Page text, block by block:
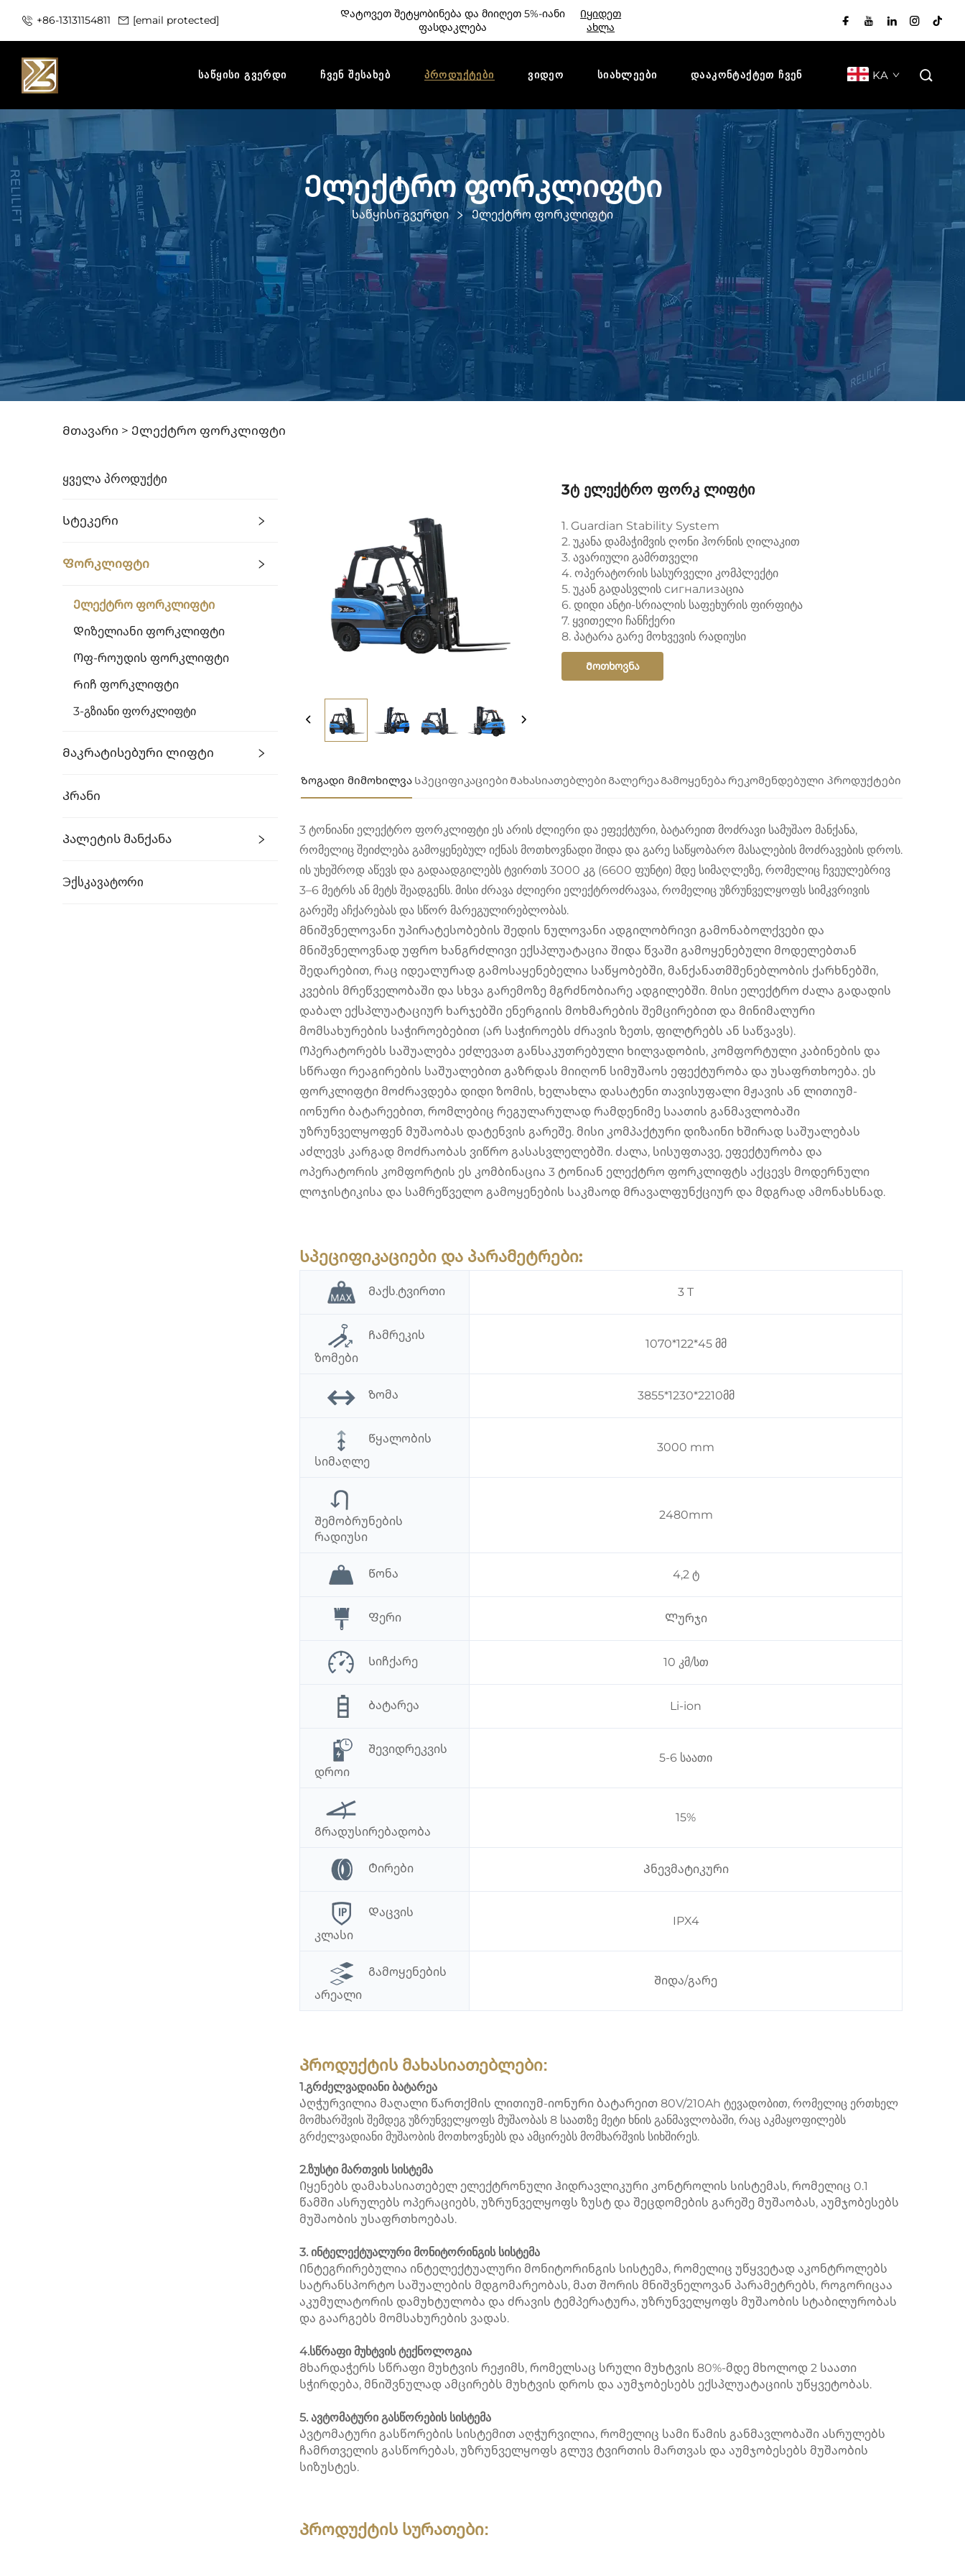
+86-13131154811 [email protected]
Დატოვეთ შეტყობინება და მიიღეთ 5%-იანი
ფასდაკლება
Იყიდეთ
ახლა
ᲡᲐᲬᲧᲘᲡᲘ ᲒᲕᲔᲠᲓᲘ ᲩᲕᲔᲜ ᲨᲔᲡᲐᲮᲔᲑ ᲞᲠᲝᲓᲣᲥᲢᲔᲑᲘ ᲕᲘᲓᲔᲝ ᲡᲘᲐᲮᲚᲔᲔᲑᲘ ᲓᲐᲐᲙᲝᲜᲢᲐᲥᲢᲔᲗ ᲩᲕᲔᲜ KA
Ელექტრო ფორკლიფტი
Საწყისი გვერდი Ელექტრო ფორკლიფტი
Მთავარი > Ელექტრო ფორკლიფტი
ᲧᲕᲔᲚᲐ ᲞᲠᲝᲓᲣᲥᲢᲘ
Სტეკერი
Ფორკლიფტი
Ელექტრო Ფორკლიფტი
Დიზელიანი Ფორკლიფტი
Ოფ-Როუდის Ფორკლიფტი
Რიჩ Ფორკლიფტი
3-Გზიანი Ფორკლიფტი
Მაკრატისებური Ლიფტი
Კრანი
Პალეტის Მანქანა
Эქსკავატორი
3ტ Ელექტრო Ფორკ Ლიფტი
1. Guardian Stability System
2. უკანა დამაჭიმვის ღონი ჰორნის ღილაკით
3. ავარიული გამრთველი
4. ოპერატორის სასურველი კომპლექტი
5. უკან გადასვლის сигнализაცია
6. დიდი ანტი-სრიალის საფეხურის ფირფიტა
7. ყვითელი ჩანჩქერი
8. პატარა გარე მოხვევის რადიუსი
Მოთხოვნა
Ზოგადი მიმოხილვა Სპეციფიკაციები Მახასიათებლები ᲒალერეაᲒამოყენება Რეკომენდებული პროდუქტები
3 ტონიანი ელექტრო ფორკლიფტი ეს არის ძლიერი და ეფექტური, ბატარეით მოძრავი სამუშაო მანქანა,
რომელიც შეიძლება გამოყენებულ იქნას მოთხოვნადი შიდა და გარე საწყობარო მასალების მოძრავების დროს.
ის უხეშროდ აწევს და გადაადგილებს ტვირთს 3000 კგ (6600 ფუნტი) მდე სიმაღლეზე, რომელიც ჩვეულებრივ
3–6 მეტრს ან მეტს შეადგენს. მისი ძრავა ძლიერი ელექტროძრავაა, რომელიც უზრუნველყოფს სიმკვრივის
გარეშე აჩქარებას და სწორ მარეგულირებლობას.
Მნიშვნელოვანი უპირატესობების შედის ნულოვანი ადგილობრივი გამონაბოლქვები და
მნიშვნელოვნად უფრო ხანგრძლივი ექსპლუატაცია შიდა წვაში გამოყენებული მოდელებთან
შედარებით, რაც იდეალურად გამოსაყენებელია საწყობებში, მანქანათმშენებლობის ქარხნებში,
კვების მრეწველობაში და სხვა გარემოზე მგრძნობიარე ადგილებში. მისი ელექტრო ძალა გადადის
დაბალ ექსპლუატაციურ ხარჯებში ენერგიის მოხმარების შემცირებით და მინიმალური
მომსახურების საჭიროებებით (არ საჭიროებს ძრავის ზეთს, ფილტრებს ან საწვავს).
Ოპერატორებს საშუალება ეძლევათ განსაკუთრებული ხილვადობის, კომფორტული კაბინების და
სწრაფი რეაგირების საშუალებით გაზრდას მიიღონ სიმუშაოს ეფექტურობა და უსაფრთხოება. ეს
ფორკლიფტი მოძრავდება დიდი ზომის, ხელახლა დასატენი თავისუფალი მჟავის ან ლითიუმ-
იონური ბატარეებით, რომლებიც რეგულარულად რამდენიმე საათის განმავლობაში
უზრუნველყოფენ მუშაობას დატენვის გარეშე. მისი კომპაქტური დიზაინი ხშირად საშუალებას
აძლევს კარგად მოძრაობას ვიწრო გასასვლელებში. ძალა, სისუფთავე, ეფექტურობა და
ოპერატორის კომფორტის ეს კომბინაცია 3 ტონიან ელექტრო ფორკლიფტს აქცევს მოდერნული
ლოჯისტიკისა და სამრეწველო გამოყენების საკმაოდ მრავალფუნქციურ და მდგრად ამონახსნად.
Სპეციფიკაციები და პარამეტრები:
Მაქს.ტვირთი 3 T
Ჩამრეკის
ზომები
1070*122*45 მმ
Ზომა 3855*1230*2210მმ
Წყალობის
სიმაღლე
3000 mm
Შემობრუნების
რადიუსი
2480mm
Წონა 4,2 ტ
Ფერი Ლურჯი
Სიჩქარე 10 კმ/სთ
Ბატარეა Li-ion
Შევიდრეკვის
დროი
5-6 საათი
Გრადუსირებადობა
15%
Ტირები Პნევმატიკური
Დაცვის
კლასი
IPX4
Გამოყენების
არეალი
Შიდა/გარე
Პროდუქტის მახასიათებლები:
1.გრძელვადიანი ბატარეა
Აღჭურვილია მაღალი წართქმის ლითიუმ-იონური ბატარეით 80V/210Ah ტევადობით, რომელიც ერთხელ
მომხარშვის შემდეგ უზრუნველყოფს მუშაობას 8 საათზე მეტი ხნის განმავლობაში, რაც აკმაყოფილებს
გრძელვადიანი მუშაობის მოთხოვნებს და ამცირებს მომხარშვის სიხშირეს.
2.ზუსტი მართვის სისტემა
Იყენებს დამახასიათებელ ელექტრონული ჰიდრავლიკური კონტროლის სისტემას, რომელიც 0.1
წამში ასრულებს ოპერაციებს, უზრუნველყოფს ზუსტ და შეცდომების გარეშე მუშაობას, აუმჯობესებს
მუშაობის უსაფრთხოებას.
3. ინტელექტუალური მონიტორინგის სისტემა
Ინტეგრირებულია ინტელექტუალური მონიტორინგის სისტემა, რომელიც უწყვეტად აკონტროლებს
სატრანსპორტო საშუალების მდგომარეობას, მათ შორის მნიშვნელოვან პარამეტრებს, როგორიცაა
აკუმულატორის დამუხტულობა და ძრავის ტემპერატურა, უზრუნველყოფს მუშაობის სტაბილურობას
და გაარგებს მომსახურების ვადას.
4.სწრაფი მუხტვის ტექნოლოგია
Მხარდაჭერს სწრაფი მუხტვის რეჟიმს, რომელსაც სრული მუხტვის 80%-მდე მხოლოდ 2 საათი
სჭირდება, მნიშვნულად ამცირებს მუხტვის დროს და აუმჯობესებს ექსპლუატაციის უწყვეტობას.
5. ავტომატური გასწორების სისტემა
Ავტომატური გასწორების სისტემით აღჭურვილია, რომელიც სამი წამის განმავლობაში ასრულებს
ჩამრთველის გასწორებას, უზრუნველყოფს გლუვ ტვირთის მართვას და აუმჯობესებს მუშაობის
სიზუსტეს.
Პროდუქტის სურათები: